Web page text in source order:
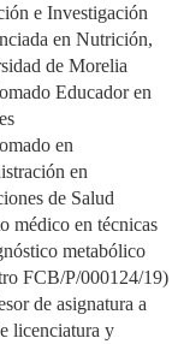
e Investigación
en Nutrición,
de Morelia
Educador en
en
en
de Salud
médico en técnicas
metabólico
FCB/P/000124/19)
de asignatura a
licenciatura y